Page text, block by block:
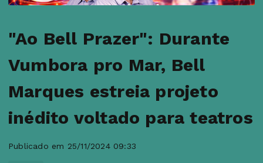
"Ao Bell Prazer": Durante
Vumbora pro Mar, Bell
Marques estreia projeto
inédito voltado para teatros
Publicado em 25/11/2024 09:33